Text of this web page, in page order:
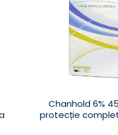
Chanhold 6%
protecție